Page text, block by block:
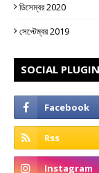
ডিসেম্বর 2020
সেপ্টেম্বর 2019
SOCIAL PLUGIN